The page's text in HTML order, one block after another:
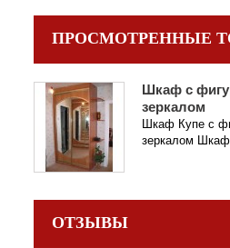
ПРОСМОТРЕННЫЕ
Шкаф с
зеркалом
Шкаф Купе с
зеркалом
ОТЗЫВЫ